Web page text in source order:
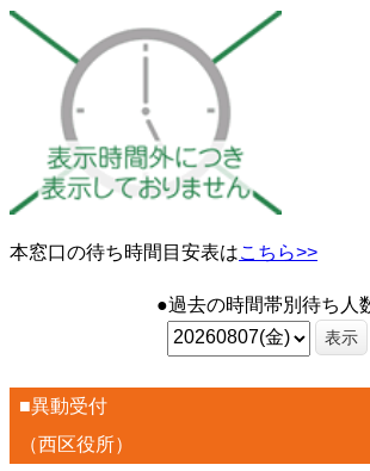
本窓口の待ち時間目安表はこちら>>
●過去の時間帯別待ち人
表示
■異動受付
（西区役所）